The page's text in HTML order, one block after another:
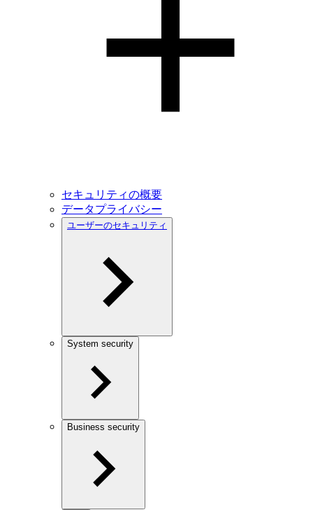
セキュリティの概要
データプライバシー
ユーザーのセキュリティ
System security
Business security